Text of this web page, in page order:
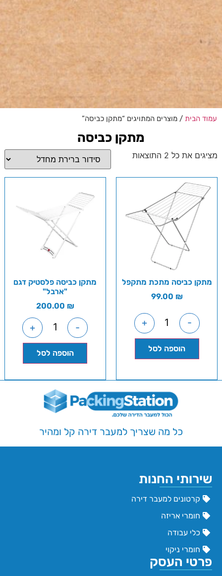
עמוד הבית / מוצרים המתויגים “מתקן כביסה”
מתקן כביסה
מציגים את כל ⁦2⁩ התוצאות
מתקן כביסה מתכת מתקפל
99.00 ₪
-
+
הוספה לסל
מתקן כביסה פלסטיק דגם
"ארבל"
200.00 ₪
-
+
הוספה לסל
כל מה שצריך למעבר דירה קל ומהיר
שירותי החנות
קרטונים למעבר דירה
חומרי אריזה
כלי עבודה
חומרי ניקוי
פרטי העסק